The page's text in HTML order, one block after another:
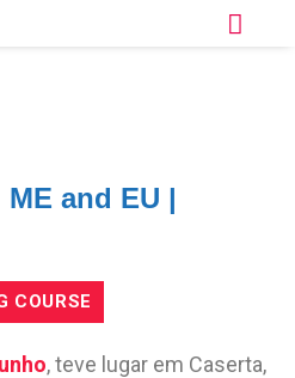
and EU |
COURSE
, teve lugar em Caserta,